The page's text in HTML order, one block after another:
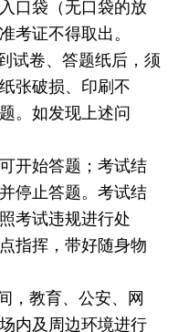
口袋（无口袋的放
考证不得取出。
试卷、答题纸后，须
张破损、印刷不
。如发现上述问
开始答题；考试结
停止答题。考试结
考试违规进行处
指挥，带好随身物
，教育、公安、网
内及周边环境进行